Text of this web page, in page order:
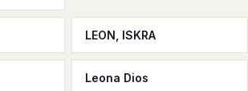
LEON, ISKRA
Leona Dios